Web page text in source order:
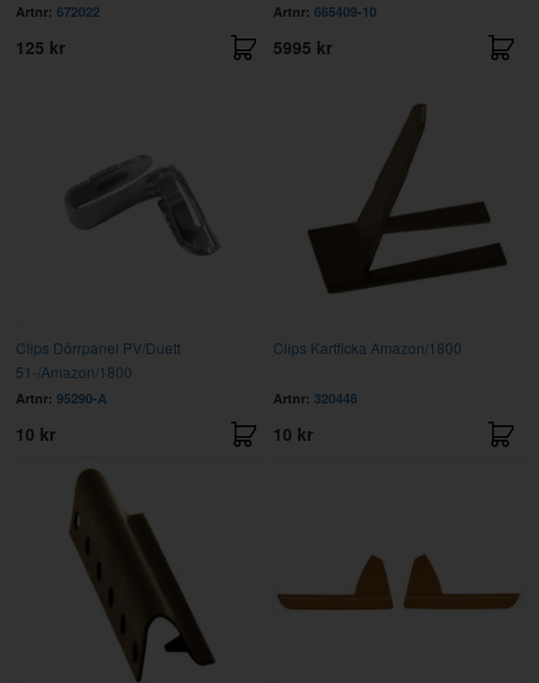
Artnr: 672022
125 kr
Artnr: 665409-10
5995 kr
Clips Dörrpanel PV/Duett
51-/Amazon/1800
Artnr: 95290-A
10 kr
Clips Kartficka Amazon/1800
Artnr: 320448
10 kr